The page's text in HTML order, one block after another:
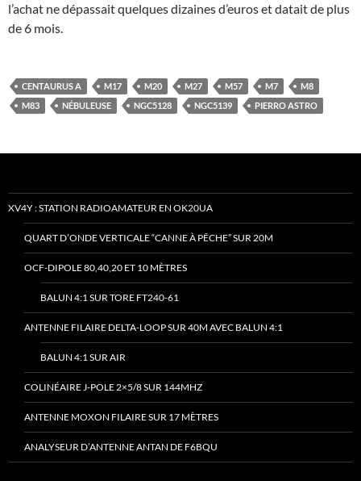
l’achat ne dépassait quelques dizaines d’euros et datait de plus
de 6 mois.
CENTAURUS A M17 M20 M27 M57 M7
M8
M83
NÉBULEUSE NGC5128 NGC5139 PIERRO ASTRO
XV4Y : STATION RADIOAMATEUR EN OK20UA
QUART D’ONDE VERTICALE “CANNE À PÊCHE” SUR 20M
OCF-DIPOLE 80,40,20 ET 10 MÈTRES
BALUN 4:1 SUR TORE FT240-61
ANTENNE FILAIRE DELTA-LOOP SUR 40M AVEC BALUN 4:1
BALUN 4:1 SUR AIR
COLINÉAIRE J-POLE 2×5/8 SUR 144MHZ
ANTENNE MOXON FILAIRE SUR 17 MÈTRES
ANALYSEUR D’ANTENNE ANTAN DE F6BQU